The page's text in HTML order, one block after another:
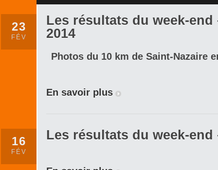
23
FÉV
Les résultats du week-end
2014
Photos du 10 km de Saint-Nazaire
En savoir plus
16
FÉV
Les résultats du week-end